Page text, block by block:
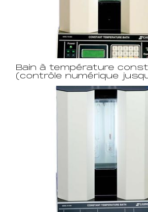
Bain à température
(contrôle numérique